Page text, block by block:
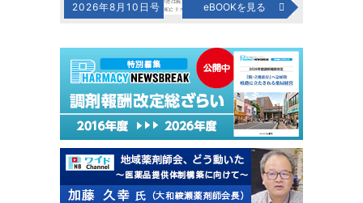
2026年8月10日号 eBOOKを見る